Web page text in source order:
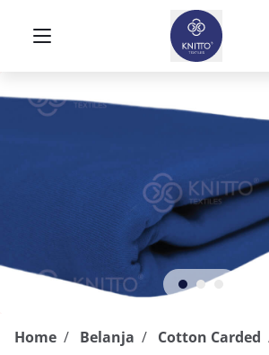
Home Belanja Cotton Carded